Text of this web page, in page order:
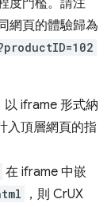
度門檻。請注
網頁的體驗歸為
以 iframe 形式納
入頂層網頁的指
在 iframe 中嵌
，則 CrUX